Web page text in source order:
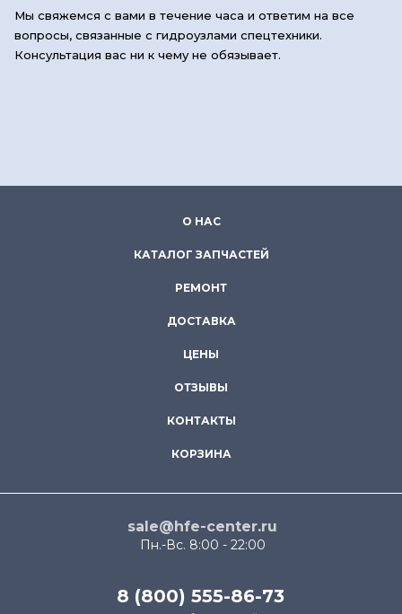
Мы свяжемся с вами в течение часа и ответим на все
вопросы, связанные с гидроузлами спецтехники.
Консультация вас ни к чему не обязывает.
О НАС
КАТАЛОГ ЗАПЧАСТЕЙ
РЕМОНТ
ДОСТАВКА
ЦЕНЫ
ОТЗЫВЫ
КОНТАКТЫ
КОРЗИНА
sale@hfe-center.ru
Пн.-Вс. 8:00 - 22:00
8 (800) 555-86-73